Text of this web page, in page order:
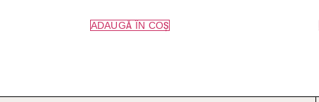
ADAUGĂ ÎN COȘ